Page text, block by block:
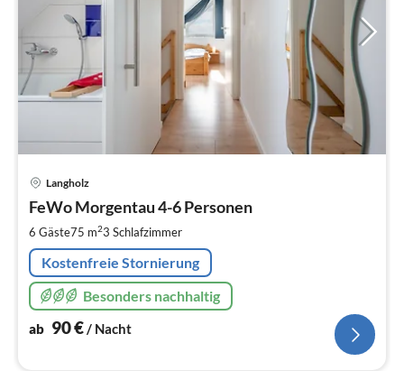
Langholz
FeWo Morgentau 4-6 Personen
6 Gäste75 m23 Schlafzimmer
Kostenfreie Stornierung
Besonders nachhaltig
ab 90€/ Nacht